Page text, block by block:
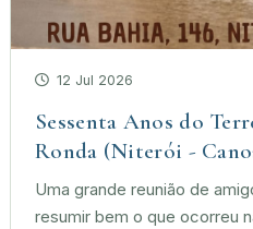
12 Jul 2026
Sessenta Anos do
Ronda (Niterói -
Uma grande reunião de
resumir bem o que ocorreu